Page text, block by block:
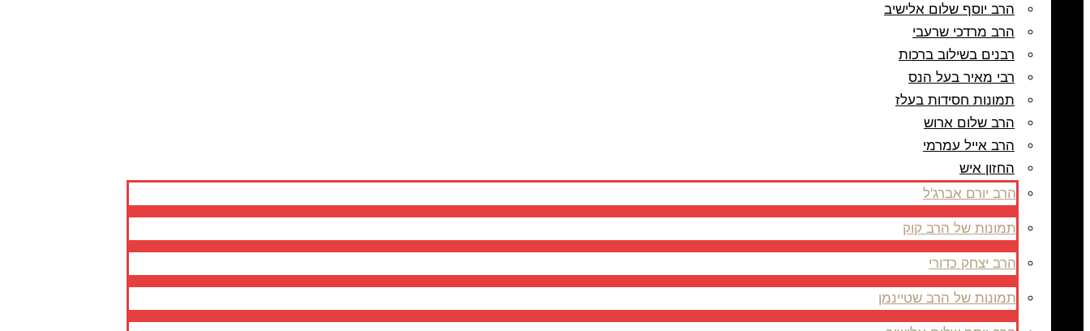
הרב יוסף שלום אלישיב
הרב מרדכי שרעבי
רבנים בשילוב ברכות
רבי מאיר בעל הנס
תמונות חסידות בעלז
הרב שלום ארוש
הרב אייל עמרמי
החזון איש
הרב יורם אברג'ל
תמונות של הרב קוק
הרב יצחק כדורי
תמונות של הרב שטיינמן